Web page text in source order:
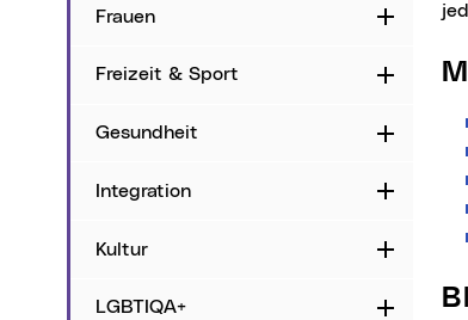
Frauen
Freizeit & Sport
Gesundheit
Integration
Kultur
LGBTIQA+